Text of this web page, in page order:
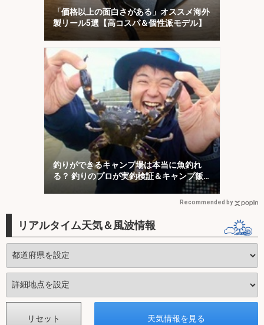
「価格以上の面白さがある」オススメ海外
製リール5選【高コスパ＆個性派モデル】
釣りができるキャンプ場は本当に魚釣れ
る？ 釣りのプロが実釣検証＆キャンプ飯
Recommended by
リアルタイム天気＆風波情報